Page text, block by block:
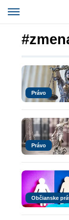
Právo
Právo
Občianske